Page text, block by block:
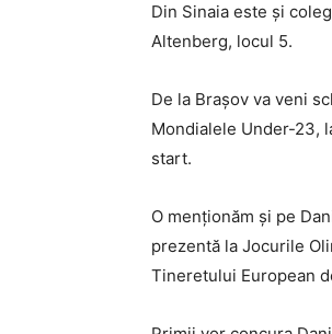
Din Sinaia este și
Altenberg, locul 5.
De la Brașov va veni
Mondialele Under-23,
start.
O menționăm și pe
prezentă la Jocurile
Tineretului European